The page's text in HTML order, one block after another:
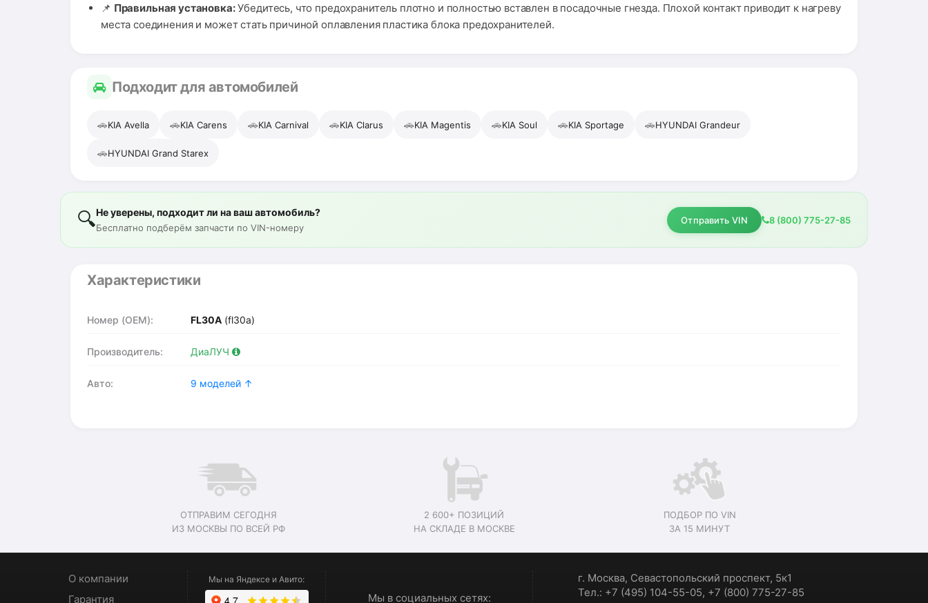
📌 Правильная установка:Убедитесь, что предохранитель плотно и полностью вставлен в посадочные гнезда. Плохой контакт приводит к нагреву
места соединения и может стать причиной оплавления пластика блока предохранителей.
Подходит для автомобилей
🚗KIA Avella 🚗KIA Carens 🚗KIA Carnival 🚗KIA Clarus 🚗KIA Magentis 🚗KIA Soul 🚗KIA Sportage 🚗HYUNDAI Grandeur
🚗HYUNDAI Grand Starex
🔍Не уверены, подходит ли на ваш автомобиль?
Бесплатно подберём запчасти по VIN-номеру
Отправить VIN 8 (800) 775-27-85
Характеристики
Номер (OEM): FL30A (fl30a)
Производитель: ДиаЛУЧ
Авто: 9 моделей ↑
ОТПРАВИМ СЕГОДНЯ
ИЗ МОСКВЫ ПО ВСЕЙ РФ
2 600+ ПОЗИЦИЙ
НА СКЛАДЕ В МОСКВЕ
ПОДБОР ПО VIN
ЗА 15 МИНУТ
О компании
Гарантия
Мы на Яндексе и Авито:
Мы в социальных сетях:
г. Москва, Севастопольский проспект, 5к1
Тел.: +7 (495) 104-55-05, +7 (800) 775-27-85